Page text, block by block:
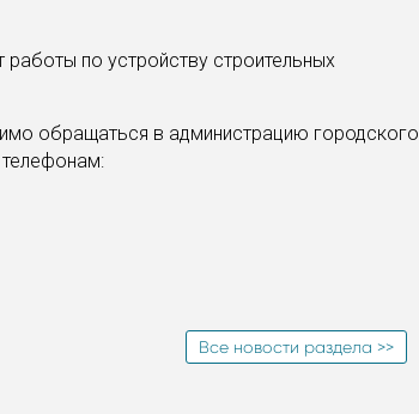
по устройству строительных
обращаться в администрацию городского
телефонам:
Все новости раздела >>